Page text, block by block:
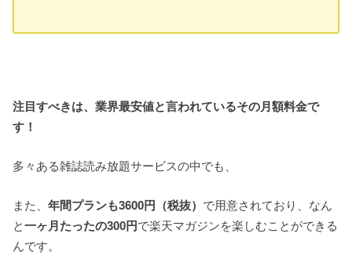
注目すべきは、業界最安値と言われているその月額料金で
す！
多々ある雑誌読み放題サービスの中でも、
また、年間プランも3600円（税抜） で用意されており、なん
と一ヶ月たったの300円で楽天マガジンを楽しむことができる
んです。